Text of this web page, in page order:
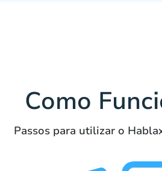
Como
Passos para utilizar o